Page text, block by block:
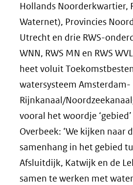
Hollands Noorderkwartier,
Waternet), Provincies
Utrecht en drie RWS-
WNN, RWS MN en RWS
heet voluit
watersysteem Amsterdam-
Rijnkanaal/
vooral het woordje
Overbeek: ‘We kijken naar
samenhang in het gebied
Afsluitdijk, Katwijk en de
samen te werken met